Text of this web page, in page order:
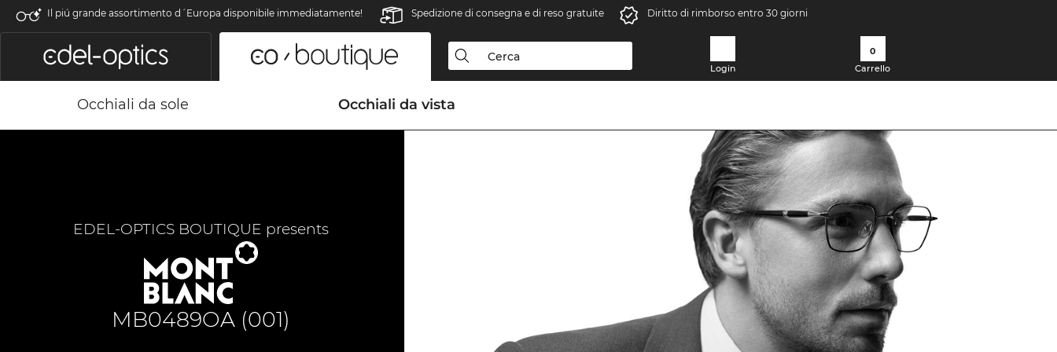
Il piú grande assortimento d´Europa disponibile immediatamente! Spedizione di consegna e di reso gratuite Diritto di rimborso entro 30 giorni
Login
0
Carrello
Occhiali da sole Occhiali da vista
MB0489OA (001)
EDEL-OPTICS BOUTIQUE presents